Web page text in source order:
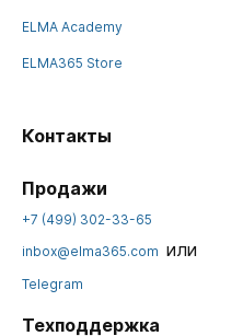
ELMA Academy
ELMA365 Store
Контакты
Продажи
+7 (499) 302-33-65
inbox@elma365.com или
Telegram
Техподдержка